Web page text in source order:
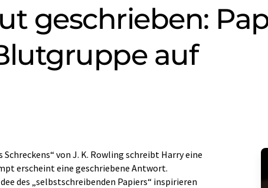
geschrieben:
auf
von J. K. Rowling schreibt Harry eine
erscheint eine geschriebene Antwort.
des „selbstschreibenden Papiers“ inspirieren